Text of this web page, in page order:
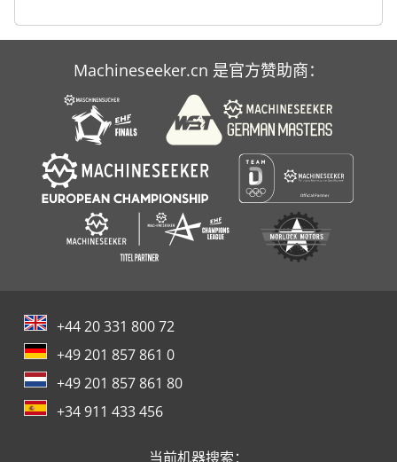
Machineseeker.cn 是官方赞助商：
+44 20 331 800 72
+49 201 857 861 0
+49 201 857 861 80
+34 911 433 456
当前机器搜索：